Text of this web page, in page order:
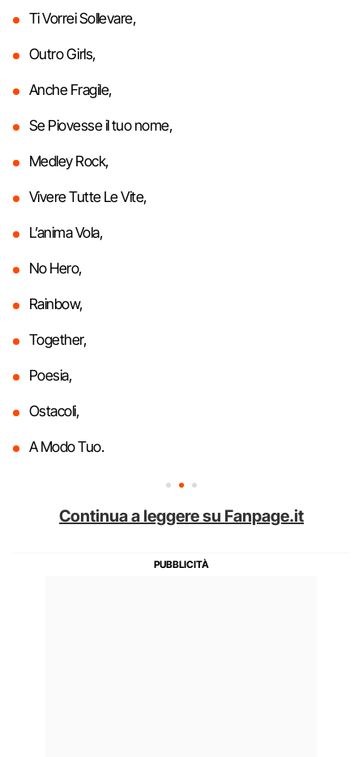
Ti Vorrei Sollevare,
Outro Girls,
Anche Fragile,
Se Piovesse il tuo nome,
Medley Rock,
Vivere Tutte Le Vite,
L’anima Vola,
No Hero,
Rainbow,
Together,
Poesia,
Ostacoli,
A Modo Tuo.
Continua a leggere su Fanpage.it